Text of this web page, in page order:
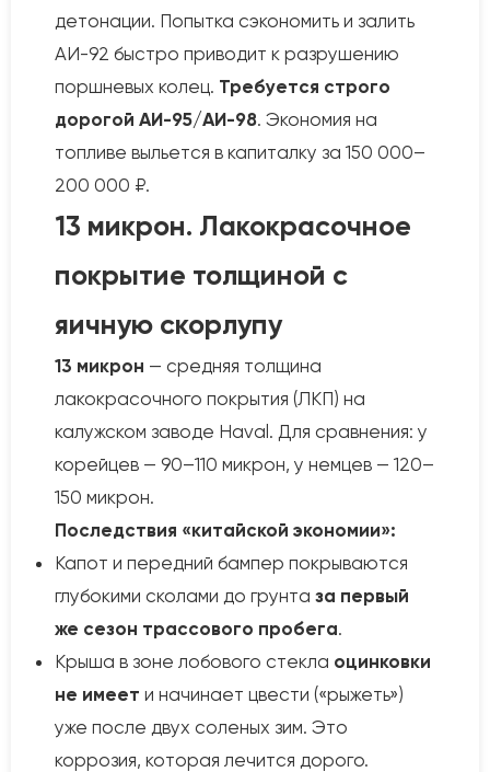
детонации. Попытка сэкономить и залить
АИ-92 быстро приводит к разрушению
поршневых колец. Требуется строго
дорогой АИ-95/АИ-98. Экономия на
топливе выльется в капиталку за 150 000–
200 000 ₽.
13 микрон. Лакокрасочное
покрытие толщиной с
яичную скорлупу
13 микрон — средняя толщина
лакокрасочного покрытия (ЛКП) на
калужском заводе Haval. Для сравнения: у
корейцев — 90–110 микрон, у немцев — 120–
150 микрон.
Последствия «китайской экономии»:
Капот и передний бампер покрываются
глубокими сколами до грунта за первый
же сезон трассового пробега.
Крыша в зоне лобового стекла оцинковки
не имеет и начинает цвести («рыжеть»)
уже после двух соленых зим. Это
коррозия, которая лечится дорого.